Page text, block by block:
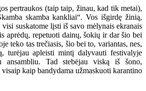
pertraukos (taip taip, žinau, kad tik metai),
skamba kankliai“. Vos išgirdę žinią,
suskatome lįsti iš savo mėlynais ekranais
aprėdų, repetuoti dainų, šokių ir dar šio bei
teko tas trečiasis, šio bei to, variantas, nes,
turėjau apleisti mintį dalyvauti festivalyje
ansambliu. Tad stebėjau viską iš šono,
kaip bandydama užmaskuoti karantino